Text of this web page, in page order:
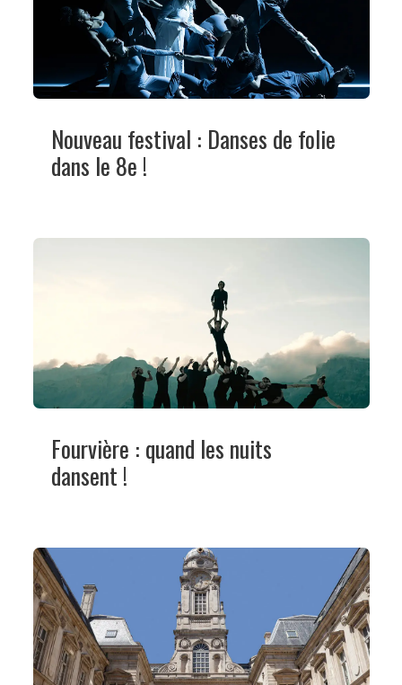
Nouveau festival : Danses de folie
dans le 8e !
Fourvière : quand les nuits
dansent !